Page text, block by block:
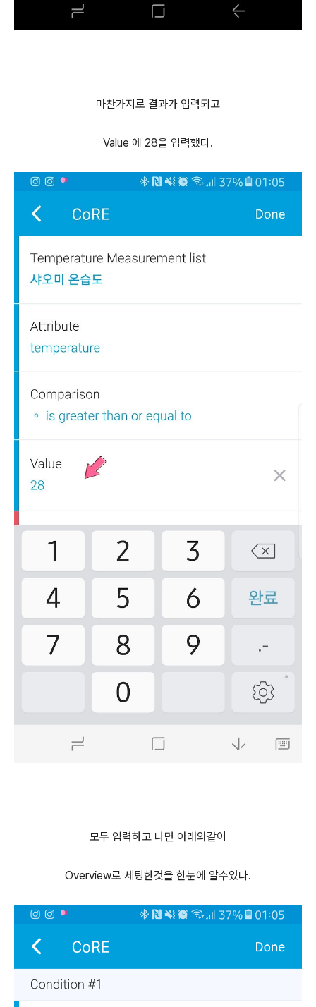
마찬가지로 결과가 입력되고
Value 에 28을 입력했다.
모두 입력하고 나면 아래와같이
Overview로 세팅한것을 한눈에 알수있다.